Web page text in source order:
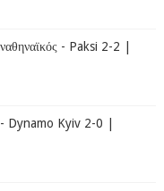
- Paksi 2-2 |
Kyiv 2-0 |